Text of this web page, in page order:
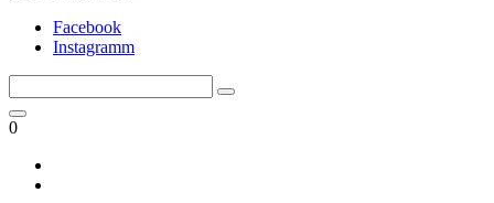
Facebook
Instagramm
0